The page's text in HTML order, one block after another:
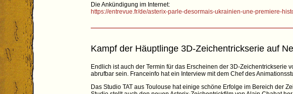
Die Ankündigung im Internet:
https://entrevue.fr/de/asterix-parle-desormais-ukrainien-une-premiere-
Kampf der Häuptlinge 3D-Zeichentrickserie auf
Endlich ist auch der Termin für das Erscheinen der 3D-Zeichentrickserie
abrufbar sein. Franceinfo hat ein Interview mit dem Chef des
Das Studio TAT aus Toulouse hat einige schöne Erfolge im Bereich der